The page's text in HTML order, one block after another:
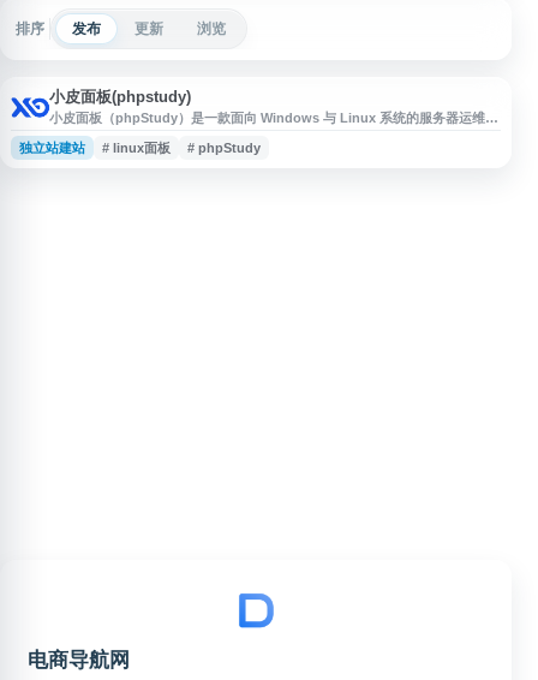
排序 发布 更新 浏览
小皮面板(phpstudy)
小皮面板（phpStudy）是一款面向 Windows 与 Linux 系统的服务器运维管
理面板，提供网站、数据库、FTP、环境组件等常用服务的安装、配置与管理
功能。其前身 phpStudy 被广泛用于本地及服务器 PHP 环境搭建，适合开发
独立站建站 # linux面板 # phpStudy
电商导航网